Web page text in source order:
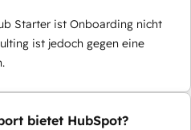
Starter ist Onboarding nicht
ist jedoch gegen eine
bietet HubSpot?